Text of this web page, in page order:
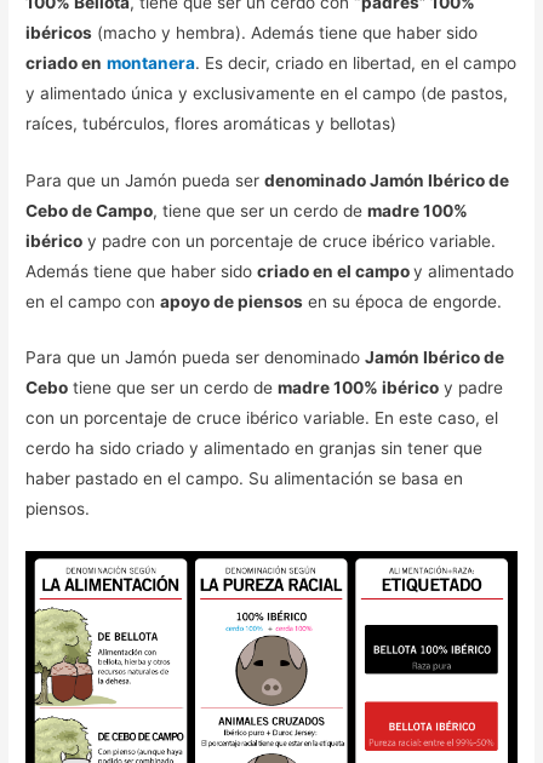
ibéricos (macho y hembra). Además tiene que haber sido
criado en montanera. Es decir, criado en libertad, en el campo
y alimentado única y exclusivamente en el campo (de pastos,
raíces, tubérculos, flores aromáticas y bellotas)
Para que un Jamón pueda serdenominado Jamón Ibérico de
Cebo de Campo, tiene que ser un cerdo demadre 100%
ibérico y padre con un porcentaje de cruce ibérico variable.
Además tiene que haber sidocriado en el campoy alimentado
en el campo conapoyo de piensos en su época de engorde.
Para que un Jamón pueda ser denominadoJamón Ibérico de
Cebo tiene que ser un cerdo demadre 100% ibérico y padre
con un porcentaje de cruce ibérico variable. En este caso, el
cerdo ha sido criado y alimentado en granjas sin tener que
haber pastado en el campo. Su alimentación se basa en
piensos.